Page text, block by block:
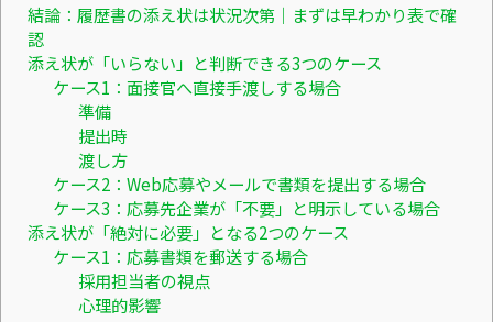
結論：履歴書の添え状は状況次第｜まずは早わかり表で確
認
添え状が「いらない」と判断できる3つのケース
ケース1：面接官へ直接手渡しする場合
準備
提出時
渡し方
ケース2：Web応募やメールで書類を提出する場合
ケース3：応募先企業が「不要」と明示している場合
添え状が「絶対に必要」となる2つのケース
ケース1：応募書類を郵送する場合
採用担当者の視点
心理的影響